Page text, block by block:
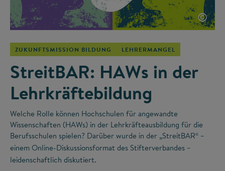
©
ZUKUNFTSMISSION BILDUNG LEHRERMANGEL
StreitBAR: HAWs in der
Lehrkräftebildung
Welche Rolle können Hochschulen für angewandte
Wissenschaften (HAWs) in der Lehrkräfteausbildung für die
Berufsschulen spielen? Darüber wurde in der „StreitBAR“ –
einem Online-Diskussionsformat des Stifterverbandes –
leidenschaftlich diskutiert.